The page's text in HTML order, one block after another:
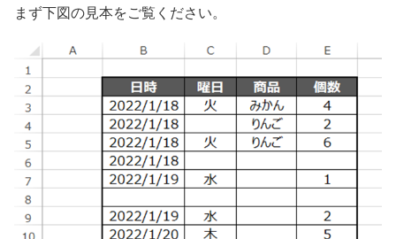
まず下図の見本をご覧ください。